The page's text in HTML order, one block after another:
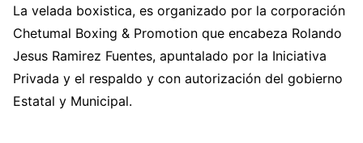
La velada boxistica, es organizado por la corporación
Chetumal Boxing & Promotion que encabeza Rolando
Jesus Ramirez Fuentes, apuntalado por la Iniciativa
Privada y el respaldo y con autorización del gobierno
Estatal y Municipal.